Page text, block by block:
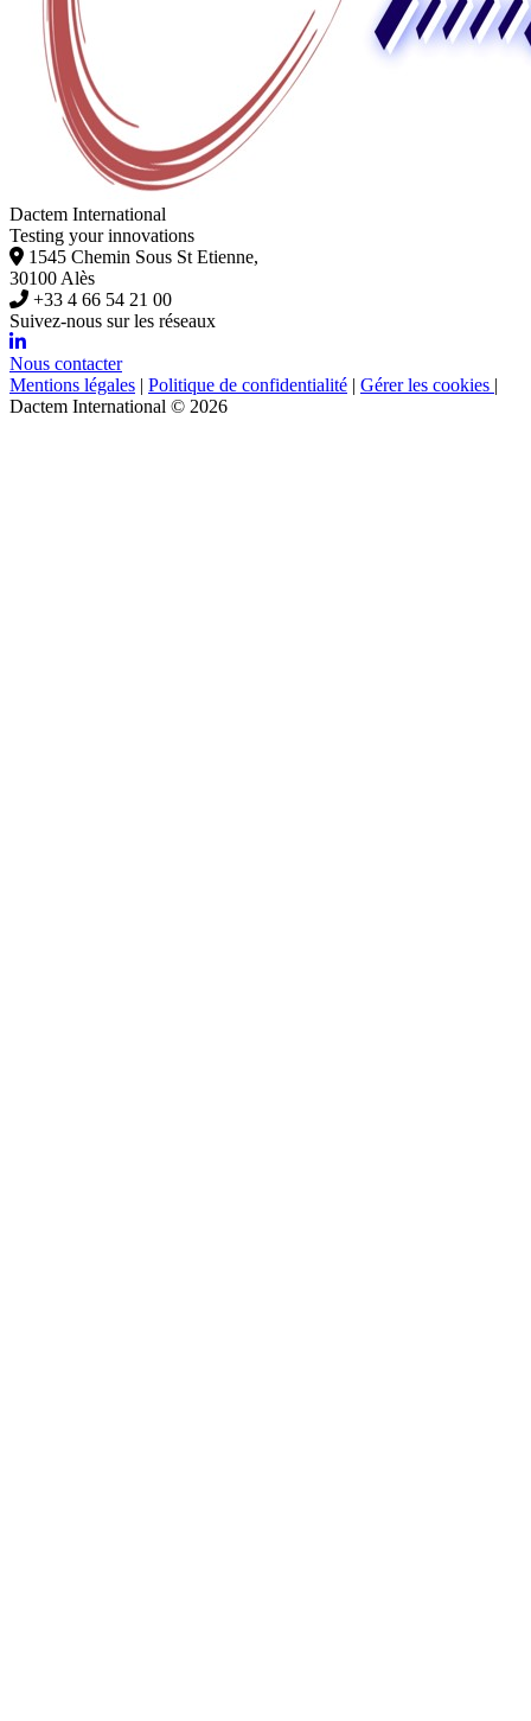
Dactem International
Testing your innovations
1545 Chemin Sous St Etienne,
30100 Alès
+33 4 66 54 21 00
Suivez-nous sur les réseaux
Nous contacter
Mentions légales
Politique de confidentialité Gérer les cookies
Dactem International © 2026